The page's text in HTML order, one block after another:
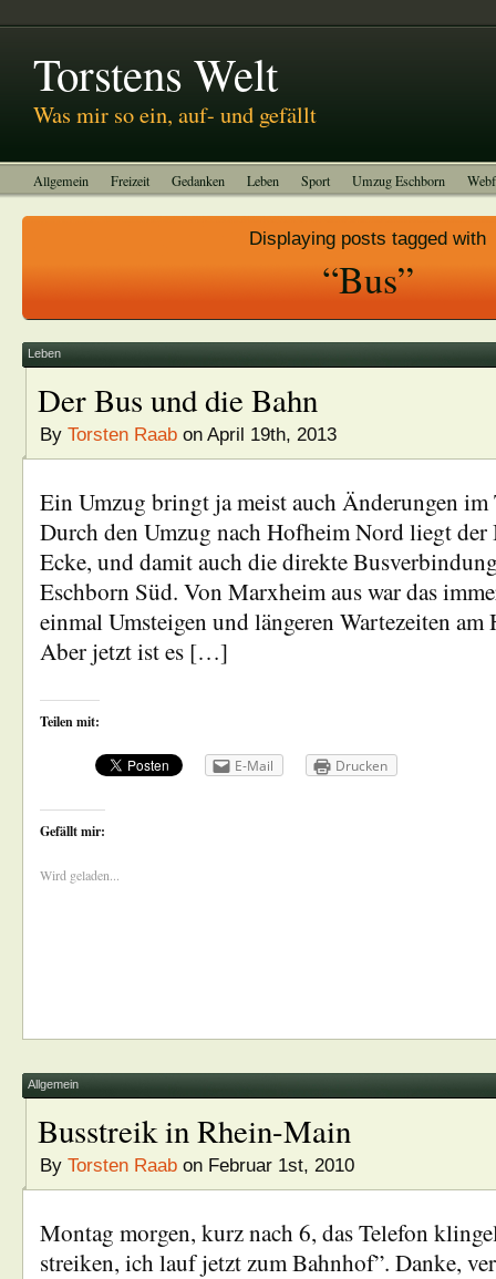
Torstens Welt
Was mir so ein, auf- und gefällt
Allgemein Freizeit Gedanken Leben Sport Umzug Eschborn
Displaying posts tagged with
“Bus”
Leben
Der Bus und die Bahn
By Torsten Raab on April 19th, 2013
Ein Umzug bringt ja meist auch Änderungen im
Durch den Umzug nach Hofheim Nord liegt
Ecke, und damit auch die direkte
Eschborn Süd. Von Marxheim aus war das
einmal Umsteigen und längeren Wartezeiten
Aber jetzt ist es […]
Teilen mit:
E-Mail Drucken
Gefällt mir:
Wird geladen...
Allgemein
Busstreik in Rhein-Main
By Torsten Raab on Februar 1st, 2010
Montag morgen, kurz nach 6, das Telefon
streiken, ich lauf jetzt zum Bahnhof”. Danke,